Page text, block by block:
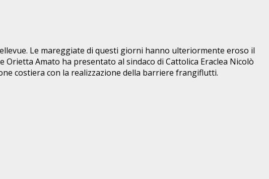
Le mareggiate di questi giorni hanno ulteriormente eroso il
Amato ha presentato al sindaco di Cattolica Eraclea Nicolò
costiera con la realizzazione della barriere frangiflutti.